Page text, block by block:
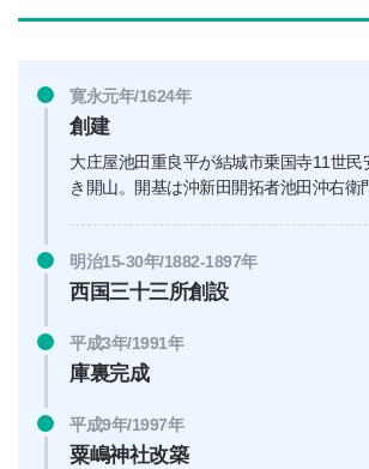
寛永元年/1624年
創建
大庄屋池田重良平が結城市乗国寺11世民
き開山。開基は沖新田開拓者池田沖右衛
明治15-30年/1882-1897年
西国三十三所創設
平成3年/1991年
庫裏完成
平成9年/1997年
粟嶋神社改築